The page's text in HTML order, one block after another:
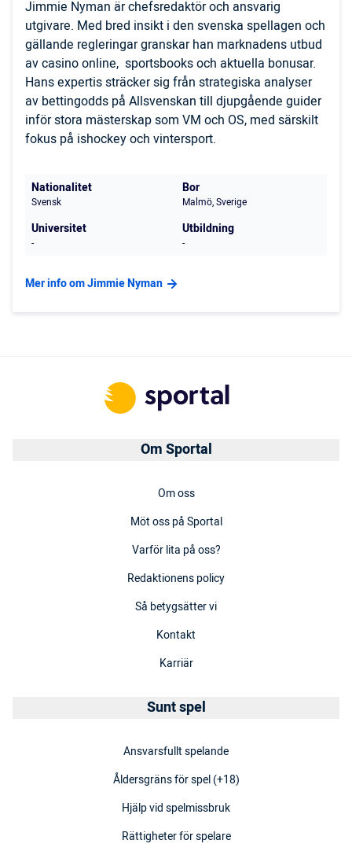
Jimmie Nyman är chefsredaktör och ansvarig
utgivare. Med bred insikt i den svenska spellagen och
gällande regleringar granskar han marknadens utbud
av casino online, sportsbooks och aktuella bonusar.
Hans expertis sträcker sig från strategiska analyser
av bettingodds på Allsvenskan till djupgående guider
inför stora mästerskap som VM och OS, med särskilt
fokus på ishockey och vintersport.
Nationalitet
Svensk
Bor
Malmö, Sverige
Universitet
-
Utbildning
-
Mer info om Jimmie Nyman
Om Sportal
Om oss
Möt oss på Sportal
Varför lita på oss?
Redaktionens policy
Så betygsätter vi
Kontakt
Karriär
Sunt spel
Ansvarsfullt spelande
Åldersgräns för spel (+18)
Hjälp vid spelmissbruk
Rättigheter för spelare